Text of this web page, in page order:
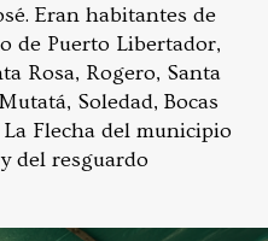
Eran habitantes de
de Puerto Libertador,
Rosa, Rogero, Santa
Soledad, Bocas
Flecha del municipio
del resguardo